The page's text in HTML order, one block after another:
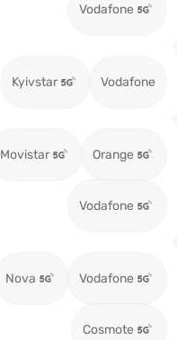
Vodafone
Kyivstar Vodafone
Movistar Orange
Vodafone
Nova Vodafone
Cosmote